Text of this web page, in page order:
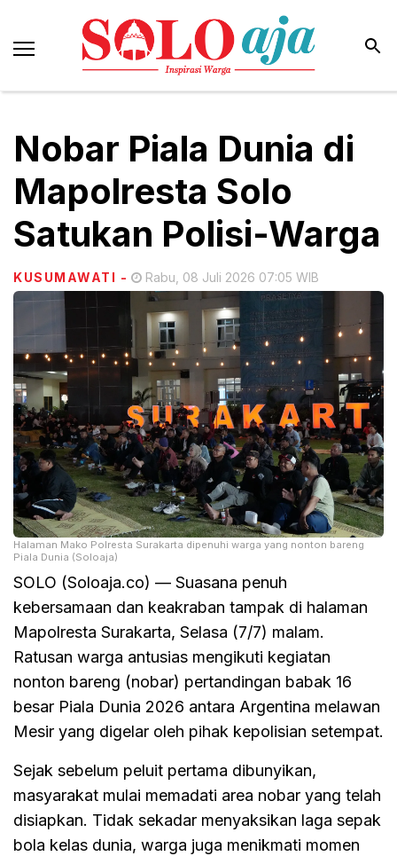
Nobar Piala Dunia di
Mapolresta Solo
Satukan Polisi-Warga
KUSUMAWATI - Rabu, 08 Juli 2026 07:05 WIB
Halaman Mako Polresta Surakarta dipenuhi warga yang nonton bareng
Piala Dunia (Soloaja)
SOLO (Soloaja.co) — Suasana penuh
kebersamaan dan keakraban tampak di halaman
Mapolresta Surakarta, Selasa (7/7) malam.
Ratusan warga antusias mengikuti kegiatan
nonton bareng (nobar) pertandingan babak 16
besar Piala Dunia 2026 antara Argentina melawan
Mesir yang digelar oleh pihak kepolisian setempat.
Sejak sebelum peluit pertama dibunyikan,
masyarakat mulai memadati area nobar yang telah
disiapkan. Tidak sekadar menyaksikan laga sepak
bola kelas dunia, warga juga menikmati momen